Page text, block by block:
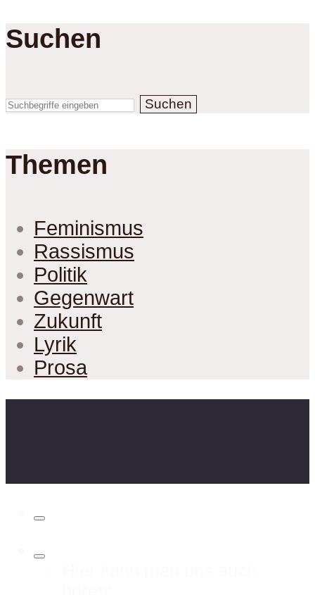
Suchen
Suchen
Themen
Feminismus
Rassismus
Politik
Gegenwart
Zukunft
Lyrik
Prosa